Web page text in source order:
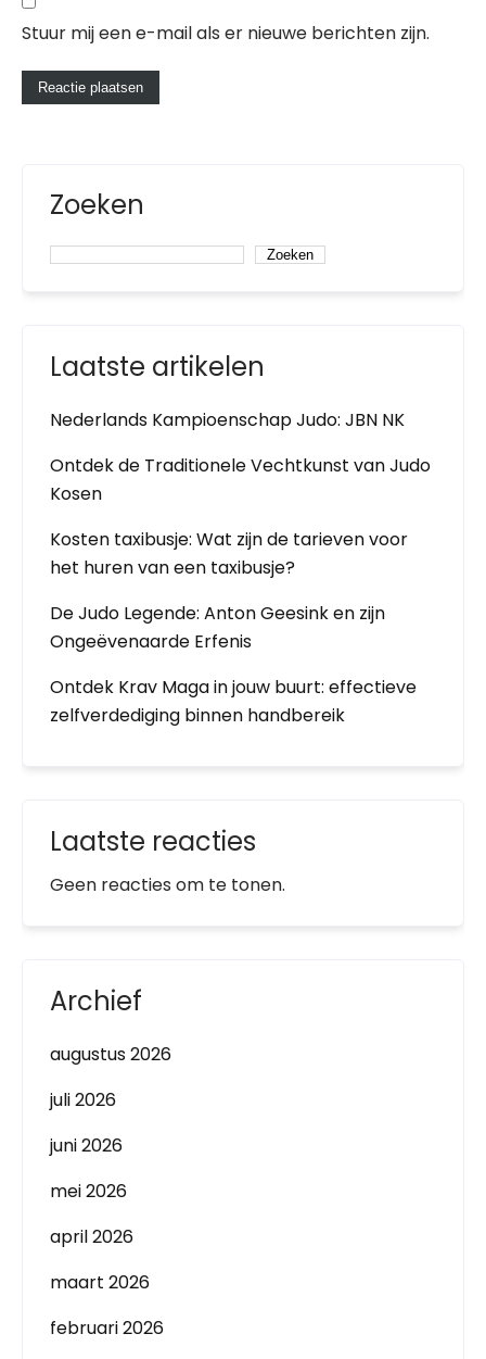
Stuur mij een e-mail als er nieuwe berichten zijn.
Zoeken
Zoeken
Laatste artikelen
Nederlands Kampioenschap Judo: JBN NK
Ontdek de Traditionele Vechtkunst van Judo
Kosen
Kosten taxibusje: Wat zijn de tarieven voor
het huren van een taxibusje?
De Judo Legende: Anton Geesink en zijn
Ongeëvenaarde Erfenis
Ontdek Krav Maga in jouw buurt: effectieve
zelfverdediging binnen handbereik
Laatste reacties
Geen reacties om te tonen.
Archief
augustus 2026
juli 2026
juni 2026
mei 2026
april 2026
maart 2026
februari 2026